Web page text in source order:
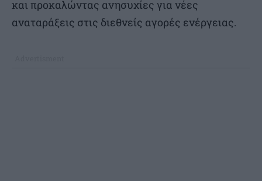
και προκαλώντας ανησυχίες για νέες
αναταράξεις στις διεθνείς αγορές ενέργειας.